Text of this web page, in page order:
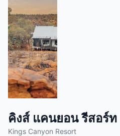
คิงส์ แคนยอน รีสอร์ท
Kings Canyon Resort